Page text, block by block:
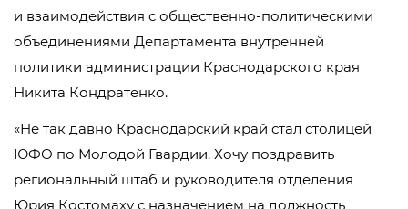
и взаимодействия с общественно-политическими
объединениями Департамента внутренней
политики администрации Краснодарского края
Никита Кондратенко.
«Не так давно Краснодарский край стал столицей
ЮФО по Молодой Гвардии. Хочу поздравить
региональный штаб и руководителя отделения
Юрия Костомаху с назначением на должность